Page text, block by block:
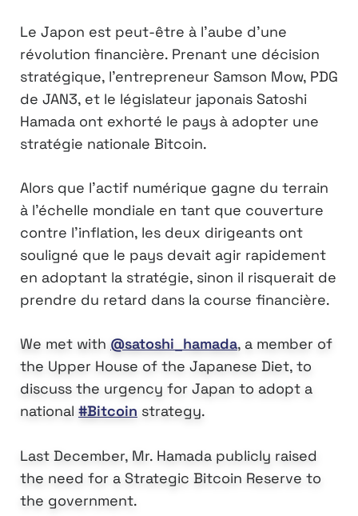
Le Japon est peut-être à l’aube d’une
révolution financière. Prenant une décision
stratégique, l’entrepreneur Samson Mow, PDG
de JAN3, et le législateur japonais Satoshi
Hamada ont exhorté le pays à adopter une
stratégie nationale Bitcoin.
Alors que l’actif numérique gagne du terrain
à l’échelle mondiale en tant que couverture
contre l’inflation, les deux dirigeants ont
souligné que le pays devait agir rapidement
en adoptant la stratégie, sinon il risquerait de
prendre du retard dans la course financière.
We met with @satoshi_hamada, a member of
the Upper House of the Japanese Diet, to
discuss the urgency for Japan to adopt a
national #Bitcoin strategy.
Last December, Mr. Hamada publicly raised
the need for a Strategic Bitcoin Reserve to
the government.